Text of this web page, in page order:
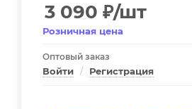
3 090 ₽/шт
Розничная цена
Оптовый заказ
Войти / Регистрация